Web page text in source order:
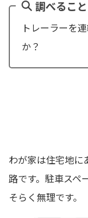
調べること
トレーラーを
か？
わが家は住宅地に
路です。駐車スペ
そらく無理です。